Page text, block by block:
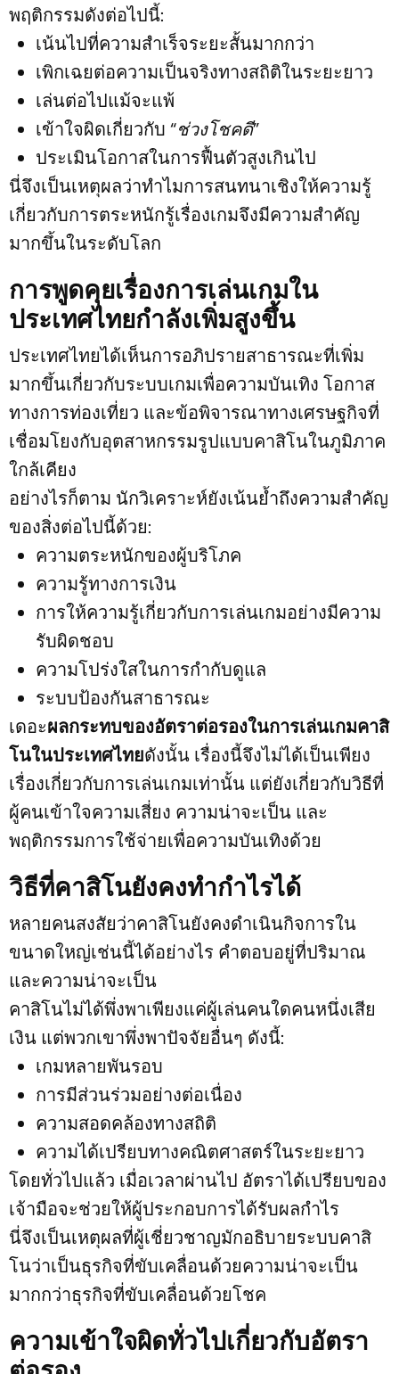
พฤติกรรมดังต่อไปนี้:
เน้นไปที่ความสำเร็จระยะสั้นมากกว่า
เพิกเฉยต่อความเป็นจริงทางสถิติในระยะยาว
เล่นต่อไปแม้จะแพ้
เข้าใจผิดเกี่ยวกับ “ช่วงโชคดี”
ประเมินโอกาสในการฟื้นตัวสูงเกินไป
นี่จึงเป็นเหตุผลว่าทำไมการสนทนาเชิงให้ความรู้
เกี่ยวกับการตระหนักรู้เรื่องเกมจึงมีความสำคัญ
มากขึ้นในระดับโลก
การพูดคุยเรื่องการเล่นเกมใน
ประเทศไทยกำลังเพิ่มสูงขึ้น
ประเทศไทยได้เห็นการอภิปรายสาธารณะที่เพิ่ม
มากขึ้นเกี่ยวกับระบบเกมเพื่อความบันเทิง โอกาส
ทางการท่องเที่ยว และข้อพิจารณาทางเศรษฐกิจที่
เชื่อมโยงกับอุตสาหกรรมรูปแบบคาสิโนในภูมิภาค
ใกล้เคียง
อย่างไรก็ตาม นักวิเคราะห์ยังเน้นย้ำถึงความสำคัญ
ของสิ่งต่อไปนี้ด้วย:
ความตระหนักของผู้บริโภค
ความรู้ทางการเงิน
การให้ความรู้เกี่ยวกับการเล่นเกมอย่างมีความ
รับผิดชอบ
ความโปร่งใสในการกำกับดูแล
ระบบป้องกันสาธารณะ
เดอะผลกระทบของอัตราต่อรองในการเล่นเกมคาสิ
โนในประเทศไทยดังนั้น เรื่องนี้จึงไม่ได้เป็นเพียง
เรื่องเกี่ยวกับการเล่นเกมเท่านั้น แต่ยังเกี่ยวกับวิธีที่
ผู้คนเข้าใจความเสี่ยง ความน่าจะเป็น และ
พฤติกรรมการใช้จ่ายเพื่อความบันเทิงด้วย
วิธีที่คาสิโนยังคงทำกำไรได้
หลายคนสงสัยว่าคาสิโนยังคงดำเนินกิจการใน
ขนาดใหญ่เช่นนี้ได้อย่างไร คำตอบอยู่ที่ปริมาณ
และความน่าจะเป็น
คาสิโนไม่ได้พึ่งพาเพียงแค่ผู้เล่นคนใดคนหนึ่งเสีย
เงิน แต่พวกเขาพึ่งพาปัจจัยอื่นๆ ดังนี้:
เกมหลายพันรอบ
การมีส่วนร่วมอย่างต่อเนื่อง
ความสอดคล้องทางสถิติ
ความได้เปรียบทางคณิตศาสตร์ในระยะยาว
โดยทั่วไปแล้ว เมื่อเวลาผ่านไป อัตราได้เปรียบของ
เจ้ามือจะช่วยให้ผู้ประกอบการได้รับผลกำไร
นี่จึงเป็นเหตุผลที่ผู้เชี่ยวชาญมักอธิบายระบบคาสิ
โนว่าเป็นธุรกิจที่ขับเคลื่อนด้วยความน่าจะเป็น
มากกว่าธุรกิจที่ขับเคลื่อนด้วยโชค
ความเข้าใจผิดทั่วไปเกี่ยวกับอัตรา